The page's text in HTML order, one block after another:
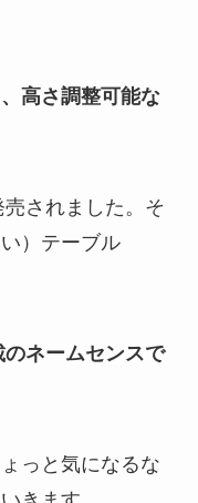
高さ調整可能な
されました。そ
）テーブル
ネームセンスで
っと気になるな